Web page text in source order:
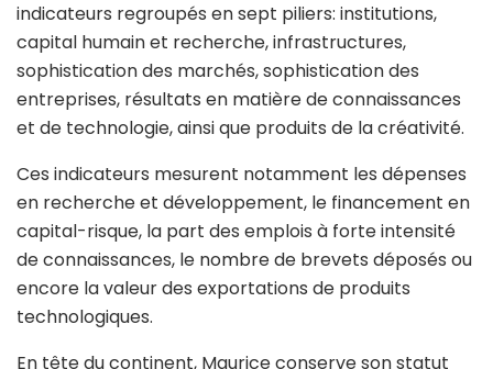
indicateurs regroupés en sept piliers: institutions,
capital humain et recherche, infrastructures,
sophistication des marchés, sophistication des
entreprises, résultats en matière de connaissances
et de technologie, ainsi que produits de la créativité.
Ces indicateurs mesurent notamment les dépenses
en recherche et développement, le financement en
capital-risque, la part des emplois à forte intensité
de connaissances, le nombre de brevets déposés ou
encore la valeur des exportations de produits
technologiques.
En tête du continent, Maurice conserve son statut